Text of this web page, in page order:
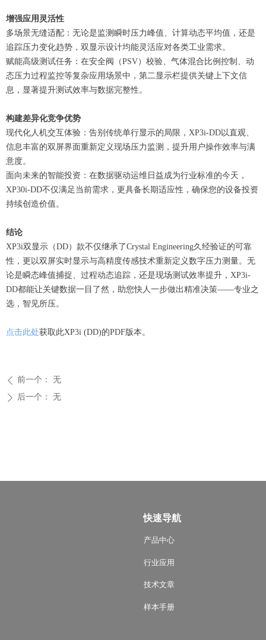
增强应用灵活性
多场景无缝适配：无论是监测瞬时压力峰值、计算动态平均值，还是
追踪压力变化趋势，双显示设计均能灵活应对各类工业需求。
赋能高级测试任务：在安全阀（PSV）校验、气体混合比例控制、动
态压力过程监控等复杂应用场景中，第二显示栏提供关键上下文信
息，显著提升测试效率与数据完整性。
构建差异化竞争优势
现代化人机交互体验：告别传统单行显示的局限，XP3i-DD以直观、
信息丰富的双屏界面重新定义现场压力监测，提升用户操作效率与满
意度。
面向未来的智能投资：在数据驱动运维日益成为行业标准的今天，
XP30i-DD不仅满足当前需求，更具备长期适应性，确保您的设备投资
持续创造价值。
结论
XP3i双显示（DD）款不仅继承了Crystal Engineering久经验证的可靠
性，更以双屏实时显示与高精度传感技术重新定义数字压力测量。无
论是瞬态峰值捕捉、过程动态追踪，还是现场测试效率提升，XP3i-
DD都能让关键数据一目了然，助您快人一步做出精准决策——专业之
选，智见所压。
点击此处获取此XP3i (DD)的PDF版本。
ꄴ 前一个： 无
ꄲ 后一个： 无
快速导航
产品中心
行业应用
技术文章
样本手册